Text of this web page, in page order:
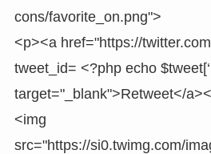
cons/favorite_on.png">
<p><a href="https://
tweet_id= <?php echo
target="_blank">Retweet</
<img
src="https://si0.twimg.com/